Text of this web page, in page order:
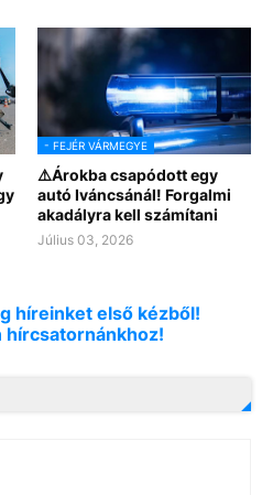
- FEJÉR VÁRMEGYE
⚠️Árokba csapódott egy
autó Iváncsánál! Forgalmi
akadályra kell számítani
Július 03, 2026
híreinket első kézből!
hírcsatornánkhoz!